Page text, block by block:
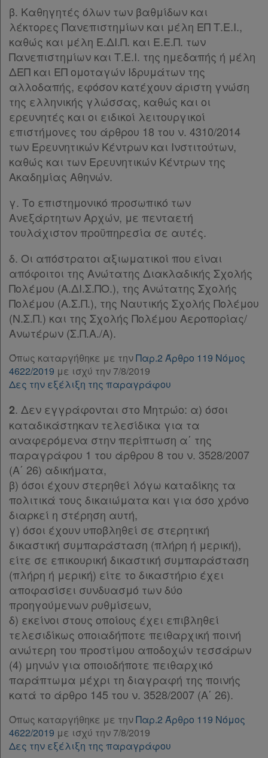
Ατομική
συνδρομή
Ομαδικά
πακέτα
Παροχές
σε
συνδρομητές
Ενεργοί
συνδρομητές
Τα
αγαπημένα
μου
Οι
σημειώσεις
μου
Ψάχνω
και
δε
βρίσκω
Παρ.15
Παρ.16
Άρθρο 18 [-]
Παρ.1
Παρ.2
Παρ.3
Παρ.4
Παρ.5
Παρ.6
Παρ.7
Παρ.8
Παρ.9
Παρ.11
Παρ.12
Παρ.13
Παρ.14
Παρ.15
Παρ.16
Άρθρο 19 [-]
Παρ.1
Παρ.2
Παρ.3
Παρ.4
Άρθρο 20 [-]
Παρ.1
Παρ.2
Παρ.3
Παρ.4
Άρθρο 21 [-]
Παρ.1
Παρ.2
Παρ.3
Παρ.4
Παρ.5
Παρ.6
Άρθρο 22 [-]
Παρ.1
Παρ.2
Παρ.3
Παρ.4
Παρ.5
Παρ.6
Άρθρο 23 [-]
Παρ.1
Παρ.2
Άρθρο 24 [-]
Παρ.1
Παρ.2
Άρθρο 24α
β. Καθηγητές όλων των βαθμίδων και
λέκτορες Πανεπιστημίων και μέλη ΕΠ Τ.Ε.Ι.,
καθώς και μέλη Ε.ΔΙ.Π. και Ε.Ε.Π. των
Πανεπιστημίων και Τ.Ε.Ι. της ημεδαπής ή μέλη
ΔΕΠ και ΕΠ ομοταγών Ιδρυμάτων της
αλλοδαπής, εφόσον κατέχουν άριστη γνώση
της ελληνικής γλώσσας, καθώς και οι
ερευνητές και οι ειδικοί λειτουργικοί
επιστήμονες του άρθρου 18 του ν. 4310/2014
των Ερευνητικών Κέντρων και Ινστιτούτων,
καθώς και των Ερευνητικών Κέντρων της
Ακαδημίας Αθηνών.
γ. Το επιστημονικό προσωπικό των
Ανεξάρτητων Αρχών, με πενταετή
τουλάχιστον προϋπηρεσία σε αυτές.
δ. Οι απόστρατοι αξιωματικοί που είναι
απόφοιτοι της Ανώτατης Διακλαδικής Σχολής
Πολέμου (Α.ΔΙ.Σ.ΠΟ.), της Ανώτατης Σχολής
Πολέμου (Α.Σ.Π.), της Ναυτικής Σχολής Πολέμου
(Ν.Σ.Π.) και της Σχολής Πολέμου Αεροπορίας/
Ανωτέρων (Σ.Π.Α./Α).
Όπως καταργήθηκε με τηνΠαρ.2 Άρθρο 119 Νόμος
4622/2019 με ισχύ την 7/8/2019
Δες την εξέλιξη της παραγράφου
2. Δεν εγγράφονται στο Μητρώο: α) όσοι
καταδικάστηκαν τελεσίδικα για τα
αναφερόμενα στην περίπτωση α΄ της
παραγράφου 1 του άρθρου 8 του ν. 3528/2007
(Α΄ 26) αδικήματα,
β) όσοι έχουν στερηθεί λόγω καταδίκης τα
πολιτικά τους δικαιώματα και για όσο χρόνο
διαρκεί η στέρηση αυτή,
γ) όσοι έχουν υποβληθεί σε στερητική
δικαστική συμπαράσταση (πλήρη ή μερική),
είτε σε επικουρική δικαστική συμπαράσταση
(πλήρη ή μερική) είτε το δικαστήριο έχει
αποφασίσει συνδυασμό των δύο
προηγούμενων ρυθμίσεων,
δ) εκείνοι στους οποίους έχει επιβληθεί
τελεσιδίκως οποιαδήποτε πειθαρχική ποινή
ανώτερη του προστίμου αποδοχών τεσσάρων
(4) μηνών για οποιοδήποτε πειθαρχικό
παράπτωμα μέχρι τη διαγραφή της ποινής
κατά το άρθρο 145 του ν. 3528/2007 (Α΄ 26).
Όπως καταργήθηκε με τηνΠαρ.2 Άρθρο 119 Νόμος
4622/2019 με ισχύ την 7/8/2019
Δες την εξέλιξη της παραγράφου